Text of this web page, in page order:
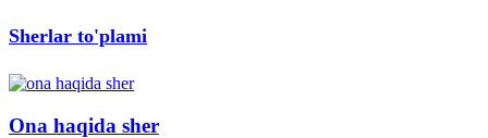
Sherlar to'plami
Ona haqida sher